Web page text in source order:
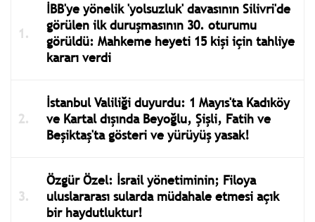
İBB'ye yönelik 'yolsuzluk' davasının Silivri'de
görülen ilk duruşmasının 30. oturumu
görüldü: Mahkeme heyeti 15 kişi için tahliye
kararı verdi
İstanbul Valiliği duyurdu: 1 Mayıs'ta Kadıköy
ve Kartal dışında Beyoğlu, Şişli, Fatih ve
Beşiktaş'ta gösteri ve yürüyüş yasak!
Özgür Özel: İsrail yönetiminin; Filoya
uluslararası sularda müdahale etmesi açık
bir haydutluktur!